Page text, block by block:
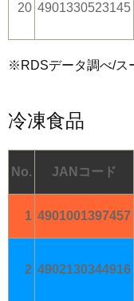
20 4901330523145
※RDSデータ調べ/ス
冷凍食品
No. JANコード
1 4901001397457
2 4902130344916